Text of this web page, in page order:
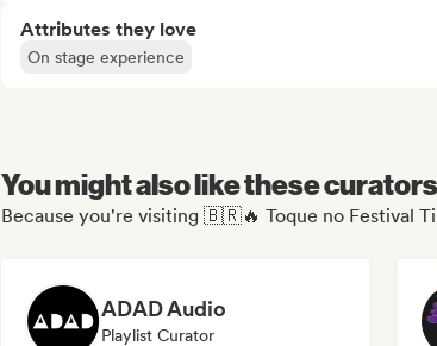
Attributes they love
On stage experience
You might also like these
Because you're visiting 🇧🇷🔥 Toque no Festival
ADAD Audio
Playlist Curator